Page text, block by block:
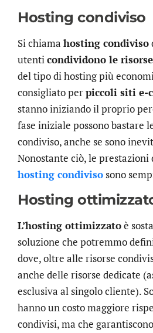
Hosting condiviso
Si chiama hosting condiviso
utenticondividono le
del tipo di hosting più
consigliato perpiccoli siti e-
stanno iniziando il proprio
fase iniziale possono bastare
condiviso, anche se sono
Nonostante ciò, le prestazioni
hosting condivisosono
Hosting
L’hosting ottimizzatoè
soluzione che potremmo
dove, oltre alle risorse
anche delle risorse dedicate
esclusiva al singolo cliente).
hanno un costo maggiore
condivisi, ma che